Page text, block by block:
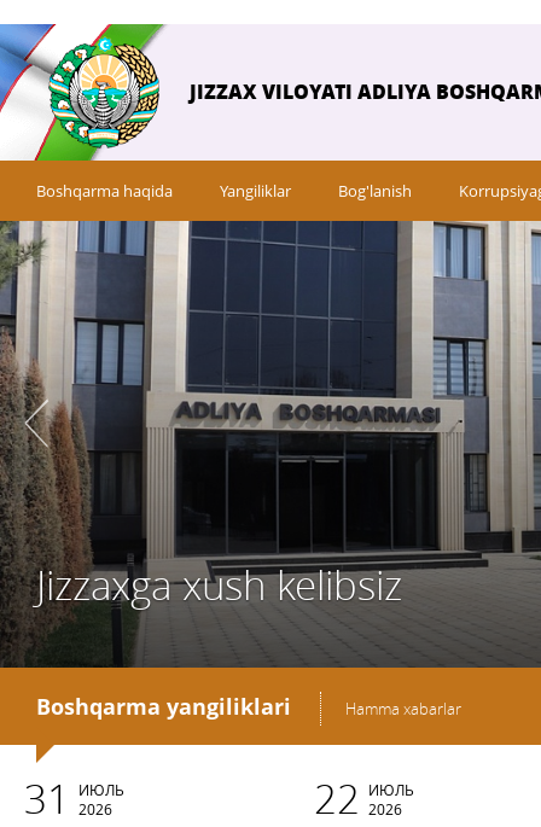
JIZZAX VILOYATI ADLIYA
Boshqarma haqida Yangiliklar Bog'lanish
Jizzaxga xush kelibsiz
Boshqarma yangiliklari Hamma xabarlar
31
ИЮЛЬ
2026
22 ИЮЛЬ
2026